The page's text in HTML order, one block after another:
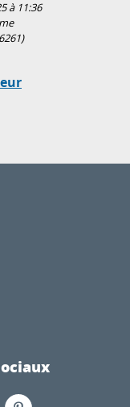
à 11:36
)